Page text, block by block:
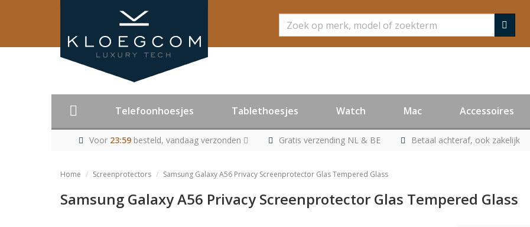
Zoeken
Telefoonhoesjes Tablethoesjes Watch Mac Accessoires
Voor 23:59besteld, vandaag verzonden Gratis verzending NL & BE Betaal achteraf, ook zakelijk
Home Screenprotectors Samsung Galaxy A56 Privacy Screenprotector Glas Tempered Glass
Samsung Galaxy A56 Privacy Screenprotector Glas Tempered Glass